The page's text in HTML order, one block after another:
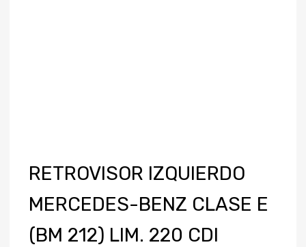
RETROVISOR IZQUIERDO
MERCEDES-BENZ CLASE E
(BM 212) LIM. 220 CDI